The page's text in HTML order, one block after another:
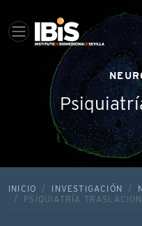
INICIO INVESTIGACIÓN
PSIQUIATRÍA